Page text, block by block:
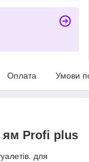
Оплата Умови
ям Profi plus
для